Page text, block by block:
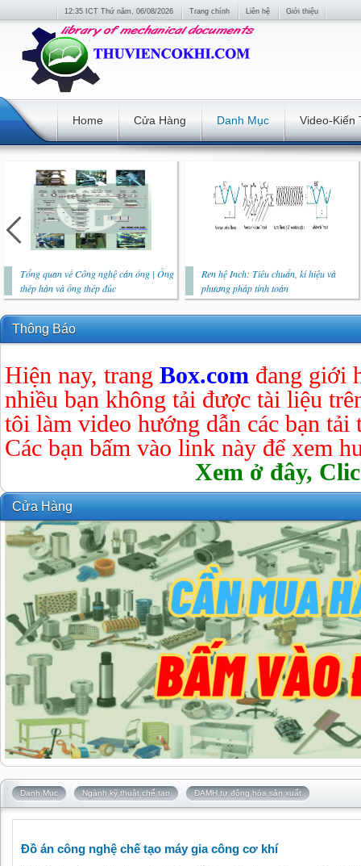
12:35 ICT Thứ năm, 06/08/2026 Trang chính Liên hệ Giới thiệu
Home Cửa Hàng Danh Mục Video-Kiến
Tổng quan về Công nghệ cán ống | Ống
thép hàn và ống thép đúc
Ren hệ Inch: Tiêu chuẩn, kí hiệu và
phương pháp tính toán
Thông Báo
Hiện nay, trang Box.com đang giới
nhiều bạn không tải được tài liệu
tôi làm video hướng dẫn các bạn tải
Các bạn bấm vào link này để xem
Xem ở đây,
Cửa Hàng
Danh Mục Ngành kỹ thuật chế tạo ĐAMH tự động hóa sản xuất
Đồ án công nghệ chế tạo máy gia công cơ khí